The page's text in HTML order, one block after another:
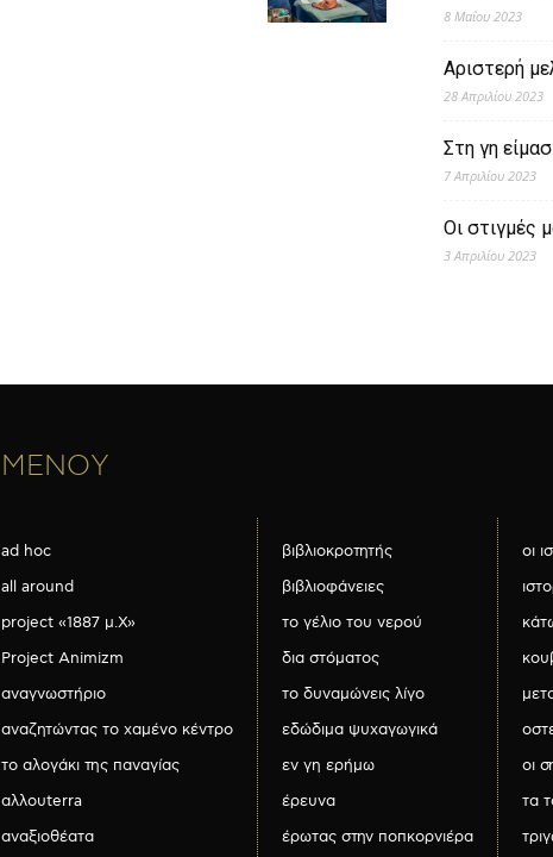
8 Μαΐου 2023
Αριστερή
28 Απριλίου 2023
Στη γη
7 Απριλίου 2023
Οι στιγμές
3 Απριλίου 2023
ΜΕΝΟΥ
ad hoc
all around
project «1887 μ.Χ»
Project Animizm
αναγνωστήριο
αναζητώντας το χαμένο κέντρο
το αλογάκι της παναγίας
αλλουterra
αναξιοθέατα
βιβλιοκροτητής
βιβλιοφάνειες
το γέλιο του νερού
δια στόματος
το δυναμώνεις λίγο
εδώδιμα ψυχαγωγικά
εν γη ερήμω
έρευνα
έρωτας στην ποπκορνιέρα
οι
οι
τα